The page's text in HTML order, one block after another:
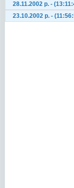
28.11.2002 р. -
23.10.2002 р. -